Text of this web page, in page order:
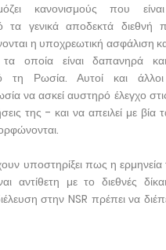
κανονισμούς που είναι
τα γενικά αποδεκτά διεθνή
η υποχρεωτική ασφάλιση
οποία είναι δαπανηρά και
τη Ρωσία. Αυτοί και άλλοι
να ασκεί αυστηρό έλεγχο
της - και να απειλεί με
υποστηρίξει πως η ερμηνεία
αντίθετη με το διεθνές
στην NSR πρέπει να